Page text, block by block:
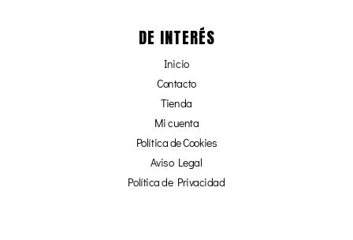
DE INTERÉS
Inicio
Contacto
Tienda
Mi cuenta
Política de Cookies
Aviso Legal
Política de Privacidad